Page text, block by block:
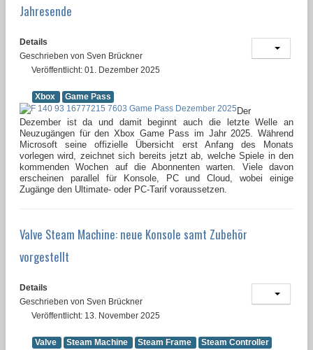
Jahresende
Details
Geschrieben von Sven Brückner
Veröffentlicht: 01. Dezember 2025
Xbox Game Pass
Der
Dezember ist da und damit beginnt auch die letzte Welle an
Neuzugängen für den Xbox Game Pass im Jahr 2025. Während
Microsoft seine offizielle Übersicht erst Anfang des Monats
vorlegen wird, zeichnet sich bereits jetzt ab, welche Spiele in den
kommenden Wochen auf die Abonnenten warten. Viele davon
erscheinen parallel für Konsole, PC und Cloud, wobei einige
Zugänge den Ultimate- oder PC-Tarif voraussetzen.
Valve Steam Machine: neue Konsole samt Zubehör
vorgestellt
Details
Geschrieben von Sven Brückner
Veröffentlicht: 13. November 2025
Valve Steam Machine Steam Frame Steam Controller